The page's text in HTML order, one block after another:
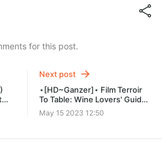
for this post.
Next post
⋆[HD~Ganzer]⋆ Film Terroir
To Table: Wine Lovers' Guide
to Food and Wine (2023) |
Ganzer film HD ymf
May 15 2023 12:50